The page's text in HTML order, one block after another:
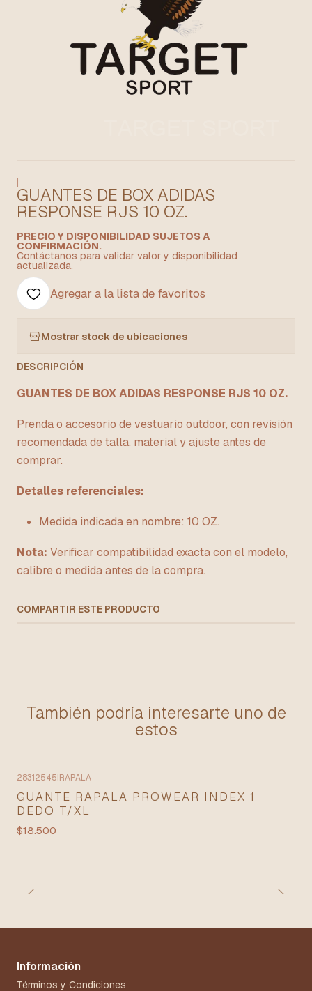
|
GUANTES DE BOX ADIDAS
RESPONSE RJS 10 OZ.
PRECIO Y DISPONIBILIDAD SUJETOS A
CONFIRMACIÓN.
Contáctanos para validar valor y disponibilidad
actualizada.
Agregar a la lista de favoritos
Mostrar stock de ubicaciones
DESCRIPCIÓN
GUANTES DE BOX ADIDAS RESPONSE RJS 10 OZ.
Prenda o accesorio de vestuario outdoor, con revisión
recomendada de talla, material y ajuste antes de
comprar.
Detalles referenciales:
Medida indicada en nombre: 10 OZ.
Nota: Verificar compatibilidad exacta con el modelo,
calibre o medida antes de la compra.
COMPARTIR ESTE PRODUCTO
También podría interesarte uno de
estos
28312545 RAPALA
GUANTE RAPALA PROWEAR INDEX 1
DEDO T/XL
$18.500
Información
Términos y Condiciones